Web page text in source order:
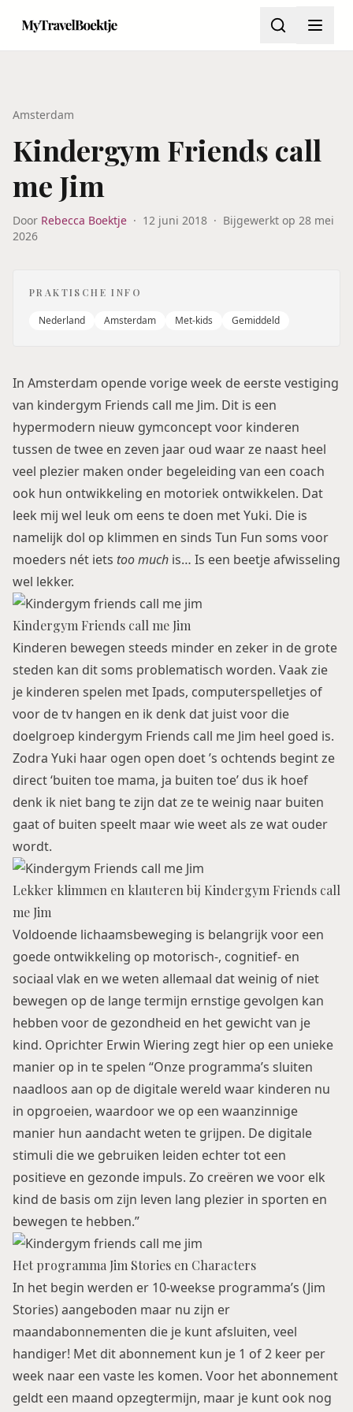
Amsterdam
Kindergym Friends call
me Jim
Door Rebecca Boektje · 12 juni 2018 · Bijgewerkt op 28 mei
2026
PRAKTISCHE INFO
Nederland Amsterdam Met-kids Gemiddeld
In Amsterdam opende vorige week de eerste vestiging
van kindergym Friends call me Jim. Dit is een
hypermodern nieuw gymconcept voor kinderen
tussen de twee en zeven jaar oud waar ze naast heel
veel plezier maken onder begeleiding van een coach
ook hun ontwikkeling en motoriek ontwikkelen. Dat
leek mij wel leuk om eens te doen met Yuki. Die is
namelijk dol op klimmen en sinds Tun Fun soms voor
moeders nét iets too much is… Is een beetje afwisseling
wel lekker.
Kindergym Friends call me Jim
Kinderen bewegen steeds minder en zeker in de grote
steden kan dit soms problematisch worden. Vaak zie
je kinderen spelen met Ipads, computerspelletjes of
voor de tv hangen en ik denk dat juist voor die
doelgroep kindergym Friends call me Jim heel goed is.
Zodra Yuki haar ogen open doet ’s ochtends begint ze
direct ‘buiten toe mama, ja buiten toe’ dus ik hoef
denk ik niet bang te zijn dat ze te weinig naar buiten
gaat of buiten speelt maar wie weet als ze wat ouder
wordt.
Lekker klimmen en klauteren bij Kindergym Friends call
me Jim
Voldoende lichaamsbeweging is belangrijk voor een
goede ontwikkeling op motorisch-, cognitief- en
sociaal vlak en we weten allemaal dat weinig of niet
bewegen op de lange termijn ernstige gevolgen kan
hebben voor de gezondheid en het gewicht van je
kind. Oprichter Erwin Wiering zegt hier op een unieke
manier op in te spelen “Onze programma’s sluiten
naadloos aan op de digitale wereld waar kinderen nu
in opgroeien, waardoor we op een waanzinnige
manier hun aandacht weten te grijpen. De digitale
stimuli die we gebruiken leiden echter tot een
positieve en gezonde impuls. Zo creëren we voor elk
kind de basis om zijn leven lang plezier in sporten en
bewegen te hebben.”
Het programma Jim Stories en Characters
In het begin werden er 10-weekse programma’s (Jim
Stories) aangeboden maar nu zijn er
maandabonnementen die je kunt afsluiten, veel
handiger! Met dit abonnement kun je 1 of 2 keer per
week naar een vaste les komen. Voor het abonnement
geldt een maand opzegtermijn, maar je kunt ook nog